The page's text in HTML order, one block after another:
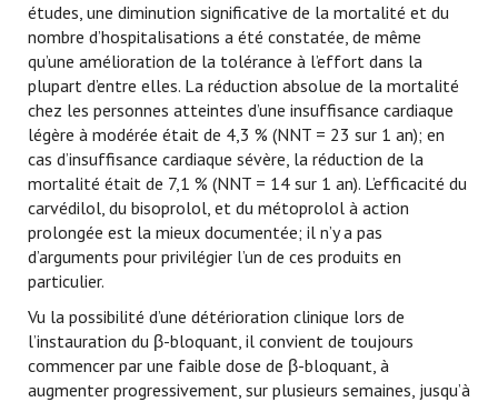
études, une diminution significative de la mortalité et du
nombre d’hospitalisations a été constatée, de même
qu’une amélioration de la tolérance à l’effort dans la
plupart d’entre elles. La réduction absolue de la mortalité
chez les personnes atteintes d’une insuffisance cardiaque
légère à modérée était de 4,3 % (NNT = 23 sur 1 an); en
cas d’insuffisance cardiaque sévère, la réduction de la
mortalité était de 7,1 % (NNT = 14 sur 1 an). L’efficacité du
carvédilol, du bisoprolol, et du métoprolol à action
prolongée est la mieux documentée; il n’y a pas
d’arguments pour privilégier l’un de ces produits en
particulier.
Vu la possibilité d’une détérioration clinique lors de
l’instauration du β-bloquant, il convient de toujours
commencer par une faible dose de β-bloquant, à
augmenter progressivement, sur plusieurs semaines, jusqu’à